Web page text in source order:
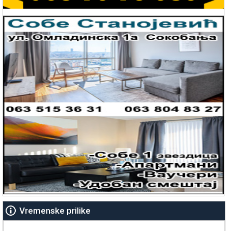
Vremenske prilike